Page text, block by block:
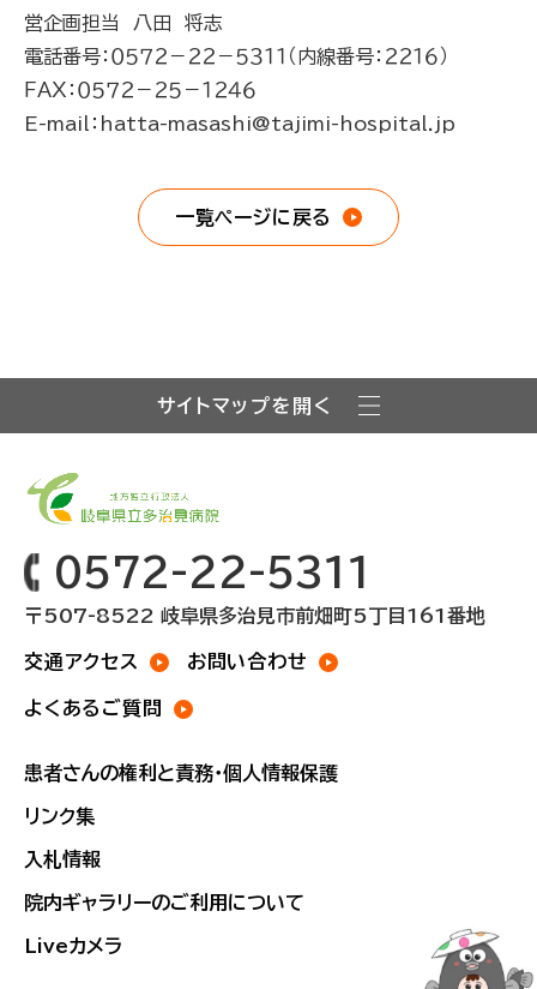
営企画担当 八田 将志
電話番号：０５７２－２２－５３１１（内線番号：２２１６）
ＦＡＸ：０５７２－２５－１２４６
E-mail：hatta-masashi@tajimi-hospital.jp
一覧ページに戻る
サイトマップを開く
0572-22-5311
〒507-8522 岐阜県多治見市前畑町5丁目161番地
交通アクセス お問い合わせ
よくあるご質問
患者さんの権利と責務・個人情報保護
リンク集
入札情報
院内ギャラリーのご利用について
Liveカメラ